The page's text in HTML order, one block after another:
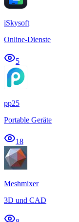
iSkysoft
Online-Dienste
5
pp25
Portable Geräte
18
Meshmixer
3D und CAD